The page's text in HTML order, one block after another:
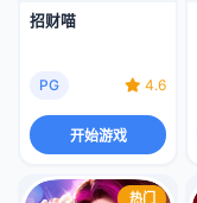
招财喵
PG 4.6
开始游戏
热门